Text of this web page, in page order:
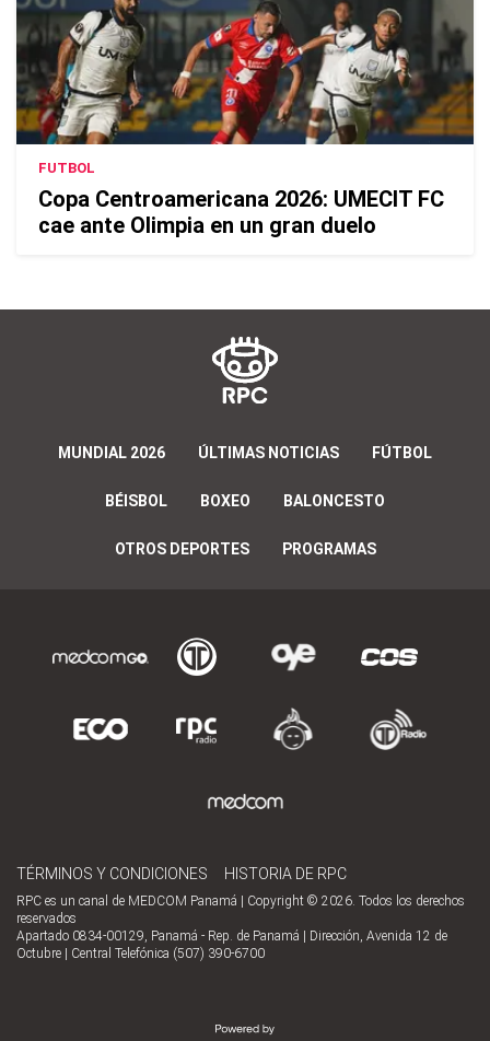
FUTBOL
Copa Centroamericana 2026: UMECIT FC
cae ante Olimpia en un gran duelo
MUNDIAL 2026 ÚLTIMAS NOTICIAS FÚTBOL
BÉISBOL BOXEO BALONCESTO
OTROS DEPORTES PROGRAMAS
TÉRMINOS Y CONDICIONES HISTORIA DE RPC
RPC es un canal de MEDCOM Panamá | Copyright © 2026. Todos los derechos
reservados
Apartado 0834-00129, Panamá - Rep. de Panamá | Dirección, Avenida 12 de
Octubre | Central Telefónica (507) 390-6700